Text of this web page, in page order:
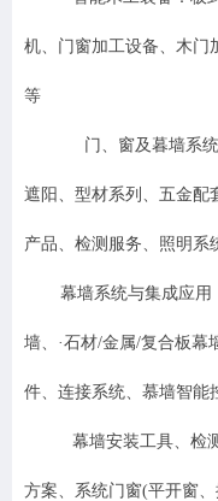
机、门窗加工设备、木门
等
门、窗及暮墙系
遮阳、型材系列、五金配
产品、检测服务、照明系
幕墙系统与集成应用
墙、·石材/金属/复合板幕
件、连接系统、慕墙智能
幕墙安装工具、检
方案、 系统门窗(平开窗